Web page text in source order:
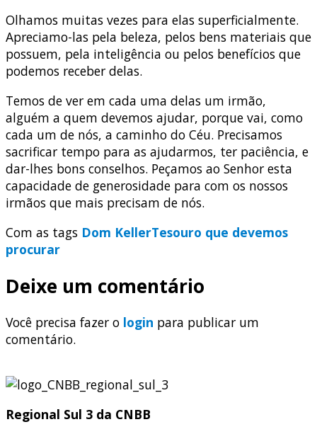
Olhamos muitas vezes para elas superficialmente.
Apreciamo-las pela beleza, pelos bens materiais que
possuem, pela inteligência ou pelos benefícios que
podemos receber delas.
Temos de ver em cada uma delas um irmão,
alguém a quem devemos ajudar, porque vai, como
cada um de nós, a caminho do Céu. Precisamos
sacrificar tempo para as ajudarmos, ter paciência, e
dar-lhes bons conselhos. Peçamos ao Senhor esta
capacidade de generosidade para com os nossos
irmãos que mais precisam de nós.
Com as tags Dom KellerTesouro que devemos
procurar
Deixe um comentário
Você precisa fazer o login para publicar um
comentário.
Regional Sul 3 da CNBB